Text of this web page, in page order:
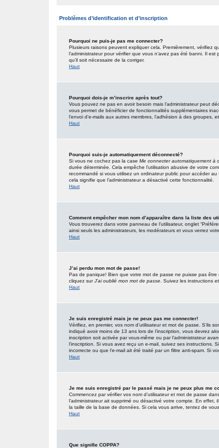
Problèmes d’identification et d’inscription
Pourquoi ne puis-je pas me connecter?
Plusieurs raisons peuvent expliquer cela. Premièrement, vérifiez
l’administrateur pour vérifier que vous n’avez pas été banni. Il
qu’il soit nécessaire de la corriger.
Haut
Pourquoi dois-je m’inscrire après tout?
Vous pouvez ne pas en avoir besoin mais l’administrateur peut
vous permet de bénéficier de fonctionnalités supplémentaires
l’envoi d’e-mails aux autres membres, l’adhésion à des groupes,
Haut
Pourquoi suis-je automatiquement déconnecté?
Si vous ne cochez pas la case Me connecter automatiquement à
durée déterminée. Cela empêche l’utilisation abusive de votre
recommandé si vous utilisez un ordinateur public pour accéder
cela signifie que l’administrateur a désactivé cette fonctionnalité.
Haut
Comment empêcher mon nom d’apparaître dans la liste des
Vous trouverez dans votre panneau de l’utilisateur, onglet
ainsi seuls les administrateurs, les modérateurs et vous verrez
Haut
J’ai perdu mon mot de passe!
Pas de panique! Bien que votre mot de passe ne puisse pas
cliquez surJ’ai oublié mon mot de passe . Suivez les instructions
Haut
Je suis enregistré mais je ne peux pas me connecter!
Vérifiez, en premier, vos nom d’utilisateur et mot de passe. S’ils
indiqué avoir moins de 13 ans lors de l’inscription, vous devrez
inscription soit activée par vous-même ou par l’administrateur
l’inscription. Si vous avez reçu un e-mail, suivez ses instructions.
incorrecte ou que l’e-mail ait été traité par un filtre anti-spam. Si
Haut
Je me suis enregistré par le passé mais je ne peux plus me
Commencez par vérifier vos nom d’utilisateur et mot de passe
l’administrateur ait supprimé ou désactivé votre compte. En
la taille de la base de données. Si cela vous arrive, tentez de
Haut
Que signifie COPPA?